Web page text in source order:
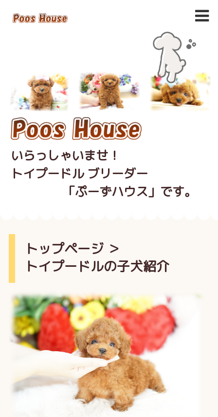
いらっしゃいませ！
トイプードル ブリーダー
「ぷーずハウス」です。
トップページ＞
トイプードルの子犬紹介